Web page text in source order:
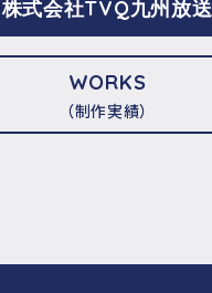
株式会社TVQ九州放送
WORKS
（制作実績）